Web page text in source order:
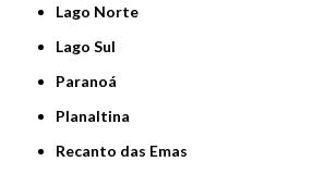
Lago Norte
Lago Sul
Paranoá
Planaltina
Recanto das Emas